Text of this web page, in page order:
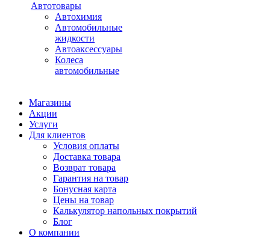
Автотовары
Автохимия
Автомобильные
жидкости
Автоаксессуары
Колеса
автомобильные
Магазины
Акции
Услуги
Для клиентов
Условия оплаты
Доставка товара
Возврат товара
Гарантия на товар
Бонусная карта
Цены на товар
Калькулятор напольных покрытий
Блог
О компании